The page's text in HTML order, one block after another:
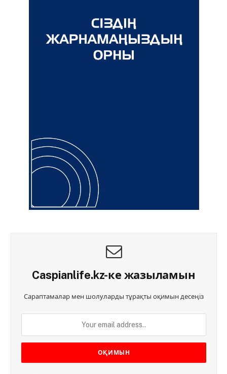
Caspianlife.kz-ке жазыламын
Сараптамалар мен шолуларды тұрақты оқимын десеңіз